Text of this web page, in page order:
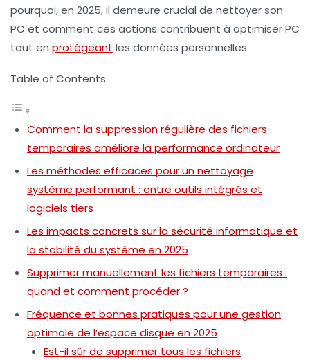
pourquoi, en 2025, il demeure crucial de nettoyer son
PC et comment ces actions contribuent à optimiser PC
tout en protégeant les données personnelles.
Table of Contents
Comment la suppression régulière des fichiers
temporaires améliore la performance ordinateur
Les méthodes efficaces pour un nettoyage
système performant : entre outils intégrés et
logiciels tiers
Les impacts concrets sur la sécurité informatique et
la stabilité du système en 2025
Supprimer manuellement les fichiers temporaires :
quand et comment procéder ?
Fréquence et bonnes pratiques pour une gestion
optimale de l’espace disque en 2025
Est-il sûr de supprimer tous les fichiers